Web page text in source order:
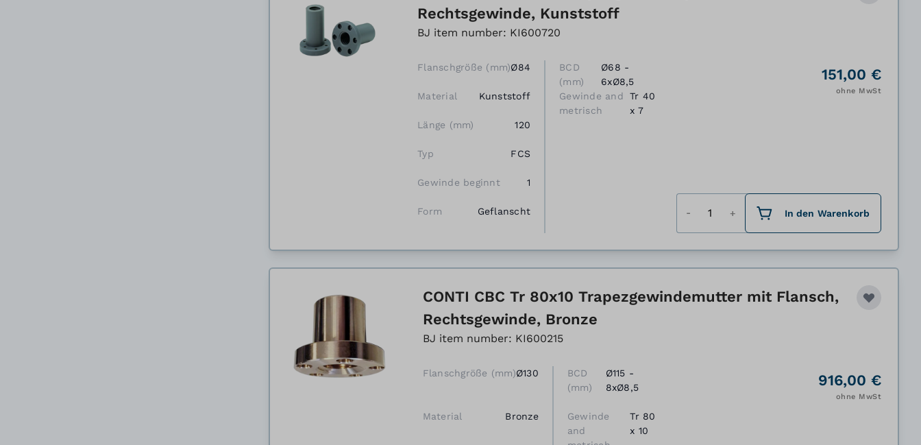
Rechtsgewinde, Kunststoff
BJ item number: KI600720
Flanschgröße (mm)Ø84
Material Kunststoff
Länge (mm) 120
Typ FCS
Gewinde beginnt 1
Form Geflanscht
BCD
(mm)
Ø68 -
6xØ8,5
Gewinde and
metrisch
Tr 40
x 7
151,00 €
ohne MwSt
In den Warenkorb
CONTI CBC Tr 80x10 Trapezgewindemutter mit Flansch,
Rechtsgewinde, Bronze
BJ item number: KI600215
Flanschgröße (mm)Ø130
Material Bronze
BCD
(mm)
Ø115 -
8xØ8,5
Gewinde
and
Tr 80
x 10
916,00 €
ohne MwSt